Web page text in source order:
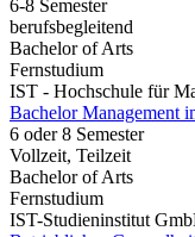
6-8 Semester
berufsbegleitend
Bachelor of Arts
Fernstudium
IST - Hochschule für
Bachelor Management
6 oder 8 Semester
Vollzeit, Teilzeit
Bachelor of Arts
Fernstudium
IST-Studieninstitut